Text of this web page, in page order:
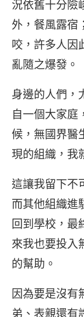
況依舊十分險
外，餐風露宿
咬，許多人因
亂隨之爆發。
身邊的人們，
自一個大家庭
候，無國界醫
現的組織，我
這讓我留下不
而其他組織進
回到學校，最
來我也要投入
的幫助。
因為要是沒有
弟、表親還有